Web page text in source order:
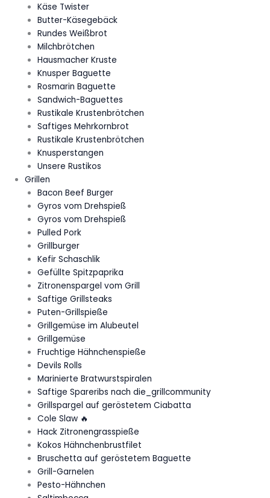
Käse Twister
Butter-Käsegebäck
Rundes Weißbrot
Milchbrötchen
Hausmacher Kruste
Knusper Baguette
Rosmarin Baguette
Sandwich-Baguettes
Rustikale Krustenbrötchen
Saftiges Mehrkornbrot
Rustikale Krustenbrötchen
Knusperstangen
Unsere Rustikos
Grillen
Bacon Beef Burger
Gyros vom Drehspieß
Gyros vom Drehspieß
Pulled Pork
Grillburger
Kefir Schaschlik
Gefüllte Spitzpaprika
Zitronenspargel vom Grill
Saftige Grillsteaks
Puten-Grillspieße
Grillgemüse im Alubeutel
Grillgemüse
Fruchtige Hähnchenspieße
Devils Rolls
Marinierte Bratwurstspiralen
Saftige Spareribs nach die_grillcommunity
Grillspargel auf geröstetem Ciabatta
Cole Slaw 🔥
Hack Zitronengrasspieße
Kokos Hähnchenbrustfilet
Bruschetta auf geröstetem Baguette
Grill-Garnelen
Pesto-Hähnchen